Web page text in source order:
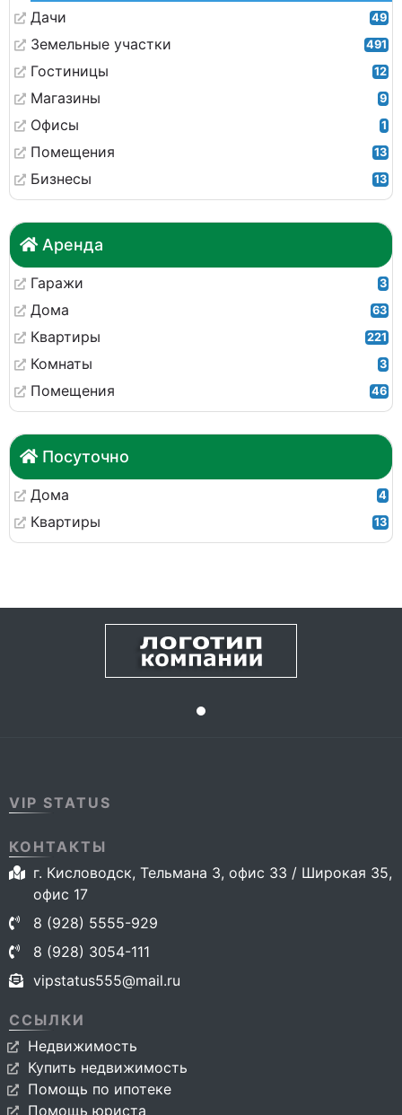
Дачи 49
Земельные участки 491
Гостиницы 12
Магазины 9
Офисы 1
Помещения 13
Бизнесы 13
Аренда
Гаражи 3
Дома 63
Квартиры 221
Комнаты 3
Помещения 46
Посуточно
Дома 4
Квартиры 13
VIP STATUS
КОНТАКТЫ
г. Кисловодск, Тельмана 3, офис 33 / Широкая 35,
офис 17
8 (928) 5555-929
8 (928) 3054-111
vipstatus555@mail.ru
ССЫЛКИ
Недвижимость
Купить недвижимость
Помощь по ипотеке
Помощь юриста